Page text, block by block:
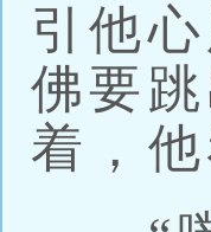
引他
佛要
着，